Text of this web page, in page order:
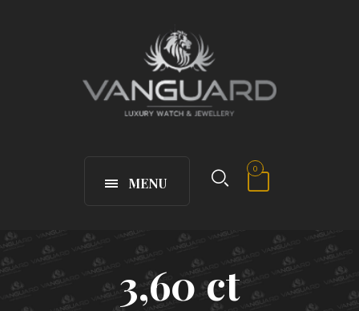
MENU
0
3,60 ct